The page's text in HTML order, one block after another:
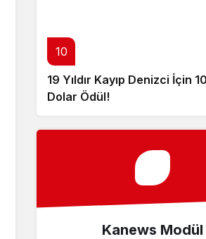
10
19 Yıldır Kayıp Denizci İçin
Dolar Ödül!
Kanews Modül